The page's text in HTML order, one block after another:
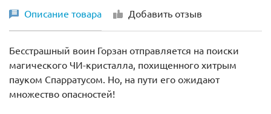
Описание товара Добавить отзыв
Бесстрашный воин Горзан отправляется на поиски
магического ЧИ-кристалла, похищенного хитрым
пауком Спарратусом. Но, на пути его ожидают
множество опасностей!